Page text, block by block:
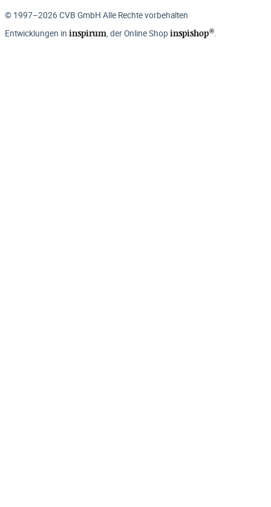
© 1997–2026 CVB GmbH Alle Rechte vorbehalten
Entwicklungen in inspirum, der Online Shop inspishop®.